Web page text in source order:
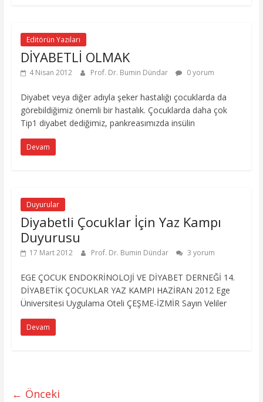
Editörün Yazıları
DİYABETLİ OLMAK
4 Nisan 2012 Prof. Dr. Bumin Dündar 0 yorum
Diyabet veya diğer adıyla şeker hastalığı çocuklarda da
görebildiğimiz önemli bir hastalık. Çocuklarda daha çok
Tip1 diyabet dediğimiz, pankreasımızda insülin
Devam
Duyurular
Diyabetli Çocuklar İçin Yaz Kampı
Duyurusu
17 Mart 2012 Prof. Dr. Bumin Dündar 3 yorum
EGE ÇOCUK ENDOKRİNOLOJİ VE DİYABET DERNEĞİ 14.
DİYABETİK ÇOCUKLAR YAZ KAMPI HAZİRAN 2012 Ege
Üniversitesi Uygulama Oteli ÇEŞME-İZMİR Sayın Veliler
Devam
← Önceki